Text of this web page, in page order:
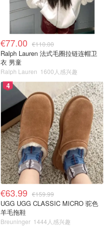
€77.00 €110.00
Ralph Lauren 法式毛圈拉链连帽卫
衣 男童
Ralph Lauren 1600人感兴趣
4
€63.99 €159.99
UGG UGG CLASSIC MICRO 驼色
羊毛拖鞋
Breuninger 1444人感兴趣